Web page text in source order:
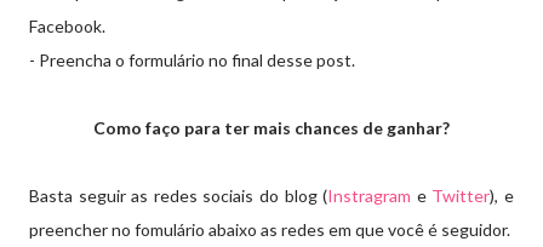
Facebook.
- Preencha o formulário no final desse post.
Como faço para ter mais chances de ganhar?
Basta seguir as redes sociais do blog (Instragram e Twitter), e
preencher no fomulário abaixo as redes em que você é seguidor.